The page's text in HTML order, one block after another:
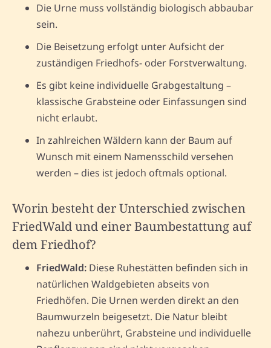
Die Urne muss vollständig biologisch abbaubar
sein.
Die Beisetzung erfolgt unter Aufsicht der
zuständigen Friedhofs- oder Forstverwaltung.
Es gibt keine individuelle Grabgestaltung –
klassische Grabsteine oder Einfassungen sind
nicht erlaubt.
In zahlreichen Wäldern kann der Baum auf
Wunsch mit einem Namensschild versehen
werden – dies ist jedoch oftmals optional.
Worin besteht der Unterschied zwischen
FriedWald und einer Baumbestattung auf
dem Friedhof?
FriedWald: Diese Ruhestätten befinden sich in
natürlichen Waldgebieten abseits von
Friedhöfen. Die Urnen werden direkt an den
Baumwurzeln beigesetzt. Die Natur bleibt
nahezu unberührt, Grabsteine und individuelle